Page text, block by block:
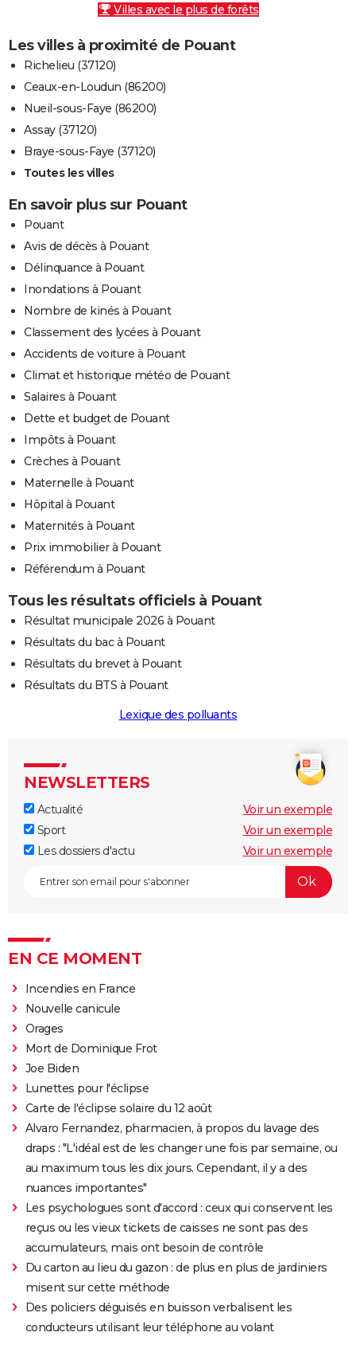
Villes avec le plus de forêts
Les villes à proximité de Pouant
Richelieu (37120)
Ceaux-en-Loudun (86200)
Nueil-sous-Faye (86200)
Assay (37120)
Braye-sous-Faye (37120)
Toutes les villes
En savoir plus sur Pouant
Pouant
Avis de décès à Pouant
Délinquance à Pouant
Inondations à Pouant
Nombre de kinés à Pouant
Classement des lycées à Pouant
Accidents de voiture à Pouant
Climat et historique météo de Pouant
Salaires à Pouant
Dette et budget de Pouant
Impôts à Pouant
Crèches à Pouant
Maternelle à Pouant
Hôpital à Pouant
Maternités à Pouant
Prix immobilier à Pouant
Référendum à Pouant
Tous les résultats officiels à Pouant
Résultat municipale 2026 à Pouant
Résultats du bac à Pouant
Résultats du brevet à Pouant
Résultats du BTS à Pouant
Lexique des polluants
NEWSLETTERS
Actualité
Voir un exemple
Sport
Voir un exemple
Les dossiers d'actu
Voir un exemple
EN CE MOMENT
Incendies en France
Nouvelle canicule
Orages
Mort de Dominique Frot
Joe Biden
Lunettes pour l'éclipse
Carte de l'éclipse solaire du 12 août
Alvaro Fernandez, pharmacien, à propos du lavage des
draps : "L'idéal est de les changer une fois par semaine, ou
au maximum tous les dix jours. Cependant, il y a des
nuances importantes"
Les psychologues sont d'accord : ceux qui conservent les
reçus ou les vieux tickets de caisses ne sont pas des
accumulateurs, mais ont besoin de contrôle
Du carton au lieu du gazon : de plus en plus de jardiniers
misent sur cette méthode
Des policiers déguisés en buisson verbalisent les
conducteurs utilisant leur téléphone au volant